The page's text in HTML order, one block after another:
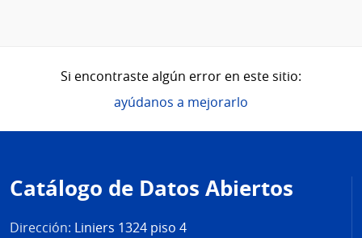
Si encontraste algún error en este sitio:
ayúdanos a mejorarlo
de
página
Catálogo de Datos Abiertos
Dirección: Liniers 1324 piso 4